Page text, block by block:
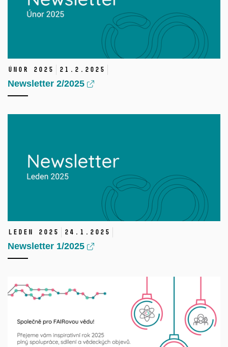
Únor 2025 21. 2. 2025
Newsletter 2/2025
Leden 2025 24. 1. 2025
Newsletter 1/2025